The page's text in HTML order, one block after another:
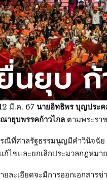
มี.ค. 67 นายอิทธิพร บุญประค
ายุบพรรคก้าวไกล ตามพระรา
ณีที่ศาลรัฐธรรมนูญมีคำวินิจฉัย
ก้ไขและยกเลิกประมวลกฎหมา
ยละเอียดจะมีการออกเอกสาร